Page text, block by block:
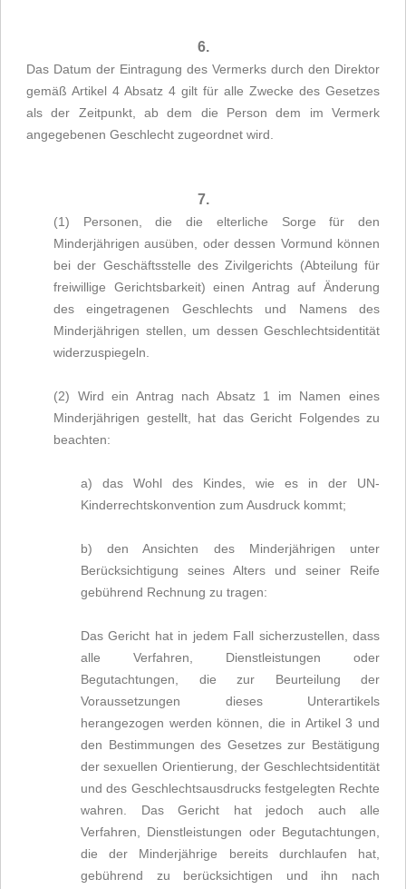
6.
Das Datum der Eintragung des Vermerks durch den Direktor
gemäß Artikel 4 Absatz 4 gilt für alle Zwecke des Gesetzes
als der Zeitpunkt, ab dem die Person dem im Vermerk
angegebenen Geschlecht zugeordnet wird.
7.
(1) Personen, die die elterliche Sorge für den
Minderjährigen ausüben, oder dessen Vormund können
bei der Geschäftsstelle des Zivilgerichts (Abteilung für
freiwillige Gerichtsbarkeit) einen Antrag auf Änderung
des eingetragenen Geschlechts und Namens des
Minderjährigen stellen, um dessen Geschlechtsidentität
widerzuspiegeln.
(2) Wird ein Antrag nach Absatz 1 im Namen eines
Minderjährigen gestellt, hat das Gericht Folgendes zu
beachten:
a) das Wohl des Kindes, wie es in der UN-
Kinderrechtskonvention zum Ausdruck kommt;
b) den Ansichten des Minderjährigen unter
Berücksichtigung seines Alters und seiner Reife
gebührend Rechnung zu tragen:
Das Gericht hat in jedem Fall sicherzustellen, dass
alle Verfahren, Dienstleistungen oder
Begutachtungen, die zur Beurteilung der
Voraussetzungen dieses Unterartikels
herangezogen werden können, die in Artikel 3 und
den Bestimmungen des Gesetzes zur Bestätigung
der sexuellen Orientierung, der Geschlechtsidentität
und des Geschlechtsausdrucks festgelegten Rechte
wahren. Das Gericht hat jedoch auch alle
Verfahren, Dienstleistungen oder Begutachtungen,
die der Minderjährige bereits durchlaufen hat,
gebührend zu berücksichtigen und ihn nach